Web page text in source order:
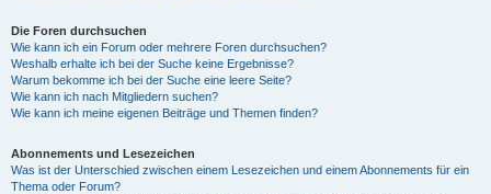
Die Foren durchsuchen
Wie kann ich ein Forum oder mehrere Foren durchsuchen?
Weshalb erhalte ich bei der Suche keine Ergebnisse?
Warum bekomme ich bei der Suche eine leere Seite?
Wie kann ich nach Mitgliedern suchen?
Wie kann ich meine eigenen Beiträge und Themen finden?
Abonnements und Lesezeichen
Was ist der Unterschied zwischen einem Lesezeichen und einem Abonnements für ein
Thema oder Forum?